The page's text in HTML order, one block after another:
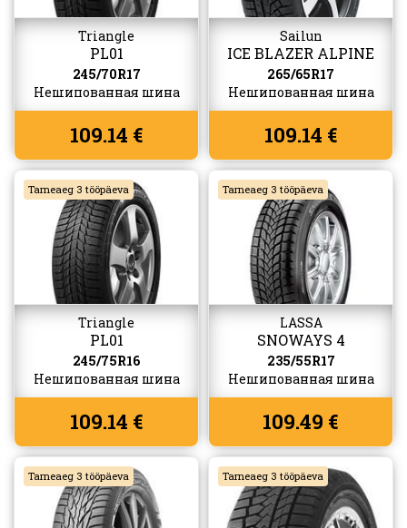
Triangle
PL01
245/70R17
Нешипованная шина
109.14 €
Sailun
ICE BLAZER ALPINE
EVO 1
265/65R17
Нешипованная шина
109.14 €
Tarneaeg 3 tööpäeva
Triangle
PL01
245/75R16
Нешипованная шина
109.14 €
Tarneaeg 3 tööpäeva
LASSA
SNOWAYS 4
235/55R17
Нешипованная шина
109.49 €
Tarneaeg 3 tööpäeva Tarneaeg 3 tööpäeva